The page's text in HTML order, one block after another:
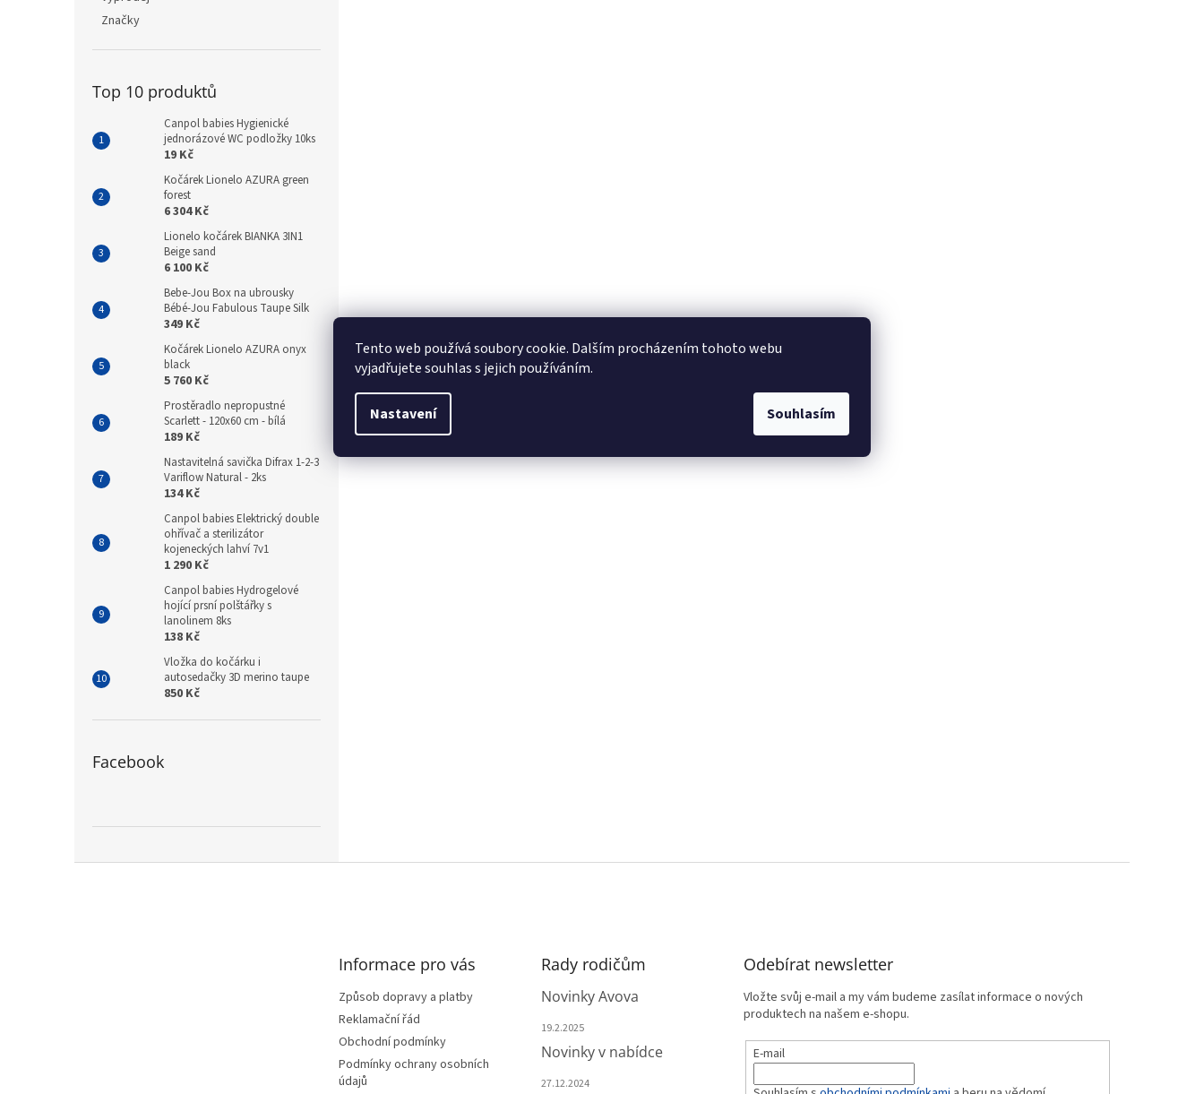
Tento web používá soubory cookie. Dalším procházením tohoto webu
vyjadřujete souhlas s jejich používáním.
Nastavení Souhlasím
Značky
Top 10 produktů
Canpol babies Hygienické
jednorázové WC podložky 10ks
19 Kč
Kočárek Lionelo AZURA green
forest
6 304 Kč
Lionelo kočárek BIANKA 3IN1
Beige sand
6 100 Kč
Bebe-Jou Box na ubrousky
Bébé-Jou Fabulous Taupe Silk
349 Kč
Kočárek Lionelo AZURA onyx
black
5 760 Kč
Prostěradlo nepropustné
Scarlett - 120x60 cm - bílá
189 Kč
Nastavitelná savička Difrax 1-2-3
Variflow Natural - 2ks
134 Kč
Canpol babies Elektrický double
ohřívač a sterilizátor
kojeneckých lahví 7v1
1 290 Kč
Canpol babies Hydrogelové
hojící prsní polštářky s
lanolinem 8ks
138 Kč
Vložka do kočárku i
autosedačky 3D merino taupe
850 Kč
Facebook
Informace pro vás
Způsob dopravy a platby
Reklamační řád
Obchodní podmínky
Podmínky ochrany osobních
údajů
Rady rodičům
Novinky Avova
19.2.2025
Novinky v nabídce
27.12.2024
Odebírat newsletter
Vložte svůj e-mail a my vám budeme zasílat informace o nových
produktech na našem e-shopu.
E-mail